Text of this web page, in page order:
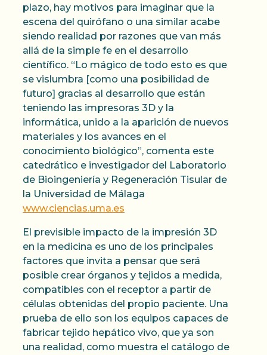
plazo, hay motivos para imaginar que la
escena del quirófano o una similar acabe
siendo realidad por razones que van más
allá de la simple fe en el desarrollo
científico. “Lo mágico de todo esto es que
se vislumbra [como una posibilidad de
futuro] gracias al desarrollo que están
teniendo las impresoras 3D y la
informática, unido a la aparición de nuevos
materiales y los avances en el
conocimiento biológico”, comenta este
catedrático e investigador del Laboratorio
de Bioingeniería y Regeneración Tisular de
la Universidad de Málaga
www.ciencias.uma.es
El previsible impacto de la impresión 3D
en la medicina es uno de los principales
factores que invita a pensar que será
posible crear órganos y tejidos a medida,
compatibles con el receptor a partir de
células obtenidas del propio paciente. Una
prueba de ello son los equipos capaces de
fabricar tejido hepático vivo, que ya son
una realidad, como muestra el catálogo de